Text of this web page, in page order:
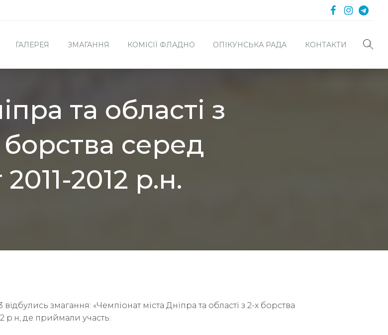
ГАЛЕРЕЯ ЗМАГАННЯ КОМІСІЇ ФЛАДНО ОПІКУНСЬКА РАДА КОНТАКТИ
та області з
серед
2012 р.н.
змагання: «Чемпіонат міста Дніпра та області з 2-х борства
р.н, де приймали участь: